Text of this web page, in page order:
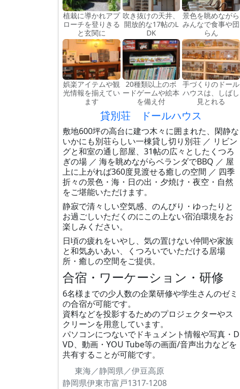
植栽に導かれアプ
ローチを登りきる
と玄関に
吹き抜けの天井、
開放的な17帖のL
DK
景色を眺めながら
みんなで食事や団
らん
娯楽アイテムや観
光情報を揃えてい
ます
20種類以上のボ
ードゲームや絵本
を備え付
手づくりのドール
ハウスは、しばし
見とれる
貸別荘 ドールハウス
敷地600坪の高台に建つ木々に囲まれた、閑静な
いかにも別荘らしい一棟貸し切り別荘 ／ リビン
グと和室の通し部屋、31帖の広々としたくつろ
ぎの場 ／ 海を眺めながらベランダでBBQ ／ 屋
上に上がれば360度見渡せる癒しの空間 ／ 四季
折々の景色・海・日の出・夕焼け・夜空・自然
をご堪能いただけます。
静寂で清々しい空気感、のんびり・ゆったりと
お過ごしいただくのにこの上ない宿泊環境をお
楽しみください。
日頃の疲れをいやし、気の置けない仲間や家族
と和気あいあい、くつろいでいただける居場
所・癒しの空間をご提供。
合宿・ワーケーション・研修
6名様までの少人数の企業研修や学生さんのゼミ
の合宿が可能です。
資料などを投影するためのプロジェクターやス
クリーンを用意しています。
パソコンにつないでドキュメント情報や写真・D
VD、動画・YOU Tube等の画面/音声出力などを
共有することが可能です。
東海／静岡県／伊豆高原
静岡県伊東市富戸1317-1208